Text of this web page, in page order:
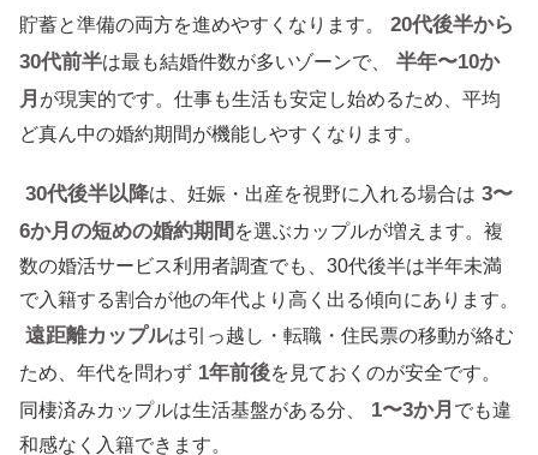
貯蓄と準備の両方を進めやすくなります。
20代後半から
30代前半は最も結婚件数が多いゾーンで、
半年〜10か
月 が現実的です。仕事も生活も安定し始めるため、平均
ど真ん中の婚約期間が機能しやすくなります。
30代後半以降は、妊娠・出産を視野に入れる場合は 3〜
6か月の短めの婚約期間 を選ぶカップルが増えます。複
数の婚活サービス利用者調査でも、30代後半は半年未満
で入籍する割合が他の年代より高く出る傾向にあります。
遠距離カップルは引っ越し・転職・住民票の移動が絡む
ため、年代を問わず 1年前後を見ておくのが安全です。
同棲済みカップルは生活基盤がある分、
1〜3か月 でも違
和感なく入籍できます。